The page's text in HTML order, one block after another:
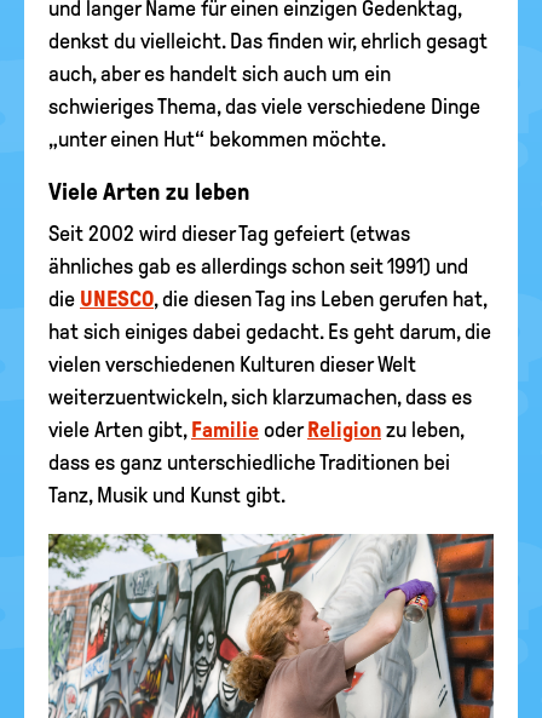
und langer Name für einen einzigen Gedenktag,
denkst du vielleicht. Das finden wir, ehrlich gesagt
auch, aber es handelt sich auch um ein
schwieriges Thema, das viele verschiedene Dinge
„unter einen Hut“ bekommen möchte.
Viele Arten zu leben
Seit 2002 wird dieser Tag gefeiert (etwas
ähnliches gab es allerdings schon seit 1991) und
die UNESCO, die diesen Tag ins Leben gerufen hat,
hat sich einiges dabei gedacht. Es geht darum, die
vielen verschiedenen Kulturen dieser Welt
weiterzuentwickeln, sich klarzumachen, dass es
viele Arten gibt, Familie oder Religion zu leben,
dass es ganz unterschiedliche Traditionen bei
Tanz, Musik und Kunst gibt.